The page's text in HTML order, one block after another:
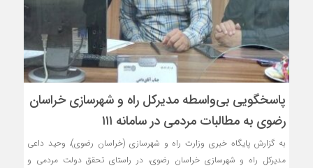
پاسخگویی بی‌واسطه مدیرکل راه و شهرسازی خراسان
رضوی به مطالبات مردمی در سامانه ۱۱۱
به گزارش پایگاه خبری وزارت راه و شهرسازی (خراسان رضوی)، وحید داعی
مدیرکل راه و شهرسازی خراسان رضوی، در راستای تحقق دولت مردمی و